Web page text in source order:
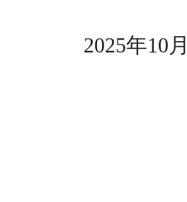
2025年10 月